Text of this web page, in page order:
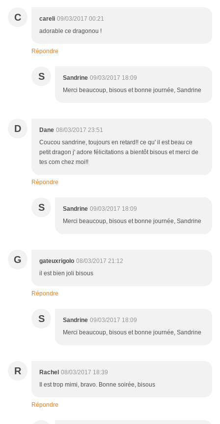
C careli 09/03/2017 00:21
adorable ce dragonou !
Répondre
S Sandrine 09/03/2017 18:09
Merci beaucoup, bisous et bonne journée, Sandrine
D Dane 08/03/2017 23:51
Coucou sandrine, toujours en retard!! ce qu' il est beau ce
petit dragon j' adore félicitations a bientôt bisous et merci de
tes com chez moi!!
Répondre
S Sandrine 09/03/2017 18:09
Merci beaucoup, bisous et bonne journée, Sandrine
G gateuxrigolo 08/03/2017 21:12
il est bien joli bisous
Répondre
S Sandrine 09/03/2017 18:09
Merci beaucoup, bisous et bonne journée, Sandrine
R Rachel 08/03/2017 18:39
Il est trop mimi, bravo. Bonne soirée, bisous
Répondre